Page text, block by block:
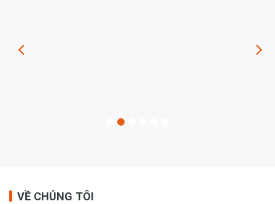
VỀ CHÚNG TÔI